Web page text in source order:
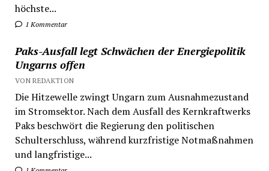
höchste...
1 Kommentar
Paks-Ausfall legt Schwächen der Energiepolitik
Ungarns offen
VON REDAKTION
Die Hitzewelle zwingt Ungarn zum Ausnahmezustand
im Stromsektor. Nach dem Ausfall des Kernkraftwerks
Paks beschwört die Regierung den politischen
Schulterschluss, während kurzfristige Notmaßnahmen
und langfristige...